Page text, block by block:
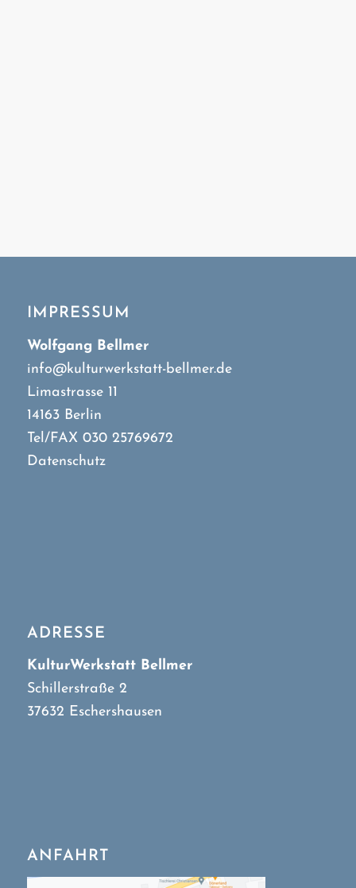
IMPRESSUM
Wolfgang Bellmer
info@kulturwerkstatt-bellmer.de
Limastrasse 11
14163 Berlin
Tel/FAX 030 25769672
Datenschutz
ADRESSE
KulturWerkstatt Bellmer
Schillerstraße 2
37632 Eschershausen
ANFAHRT